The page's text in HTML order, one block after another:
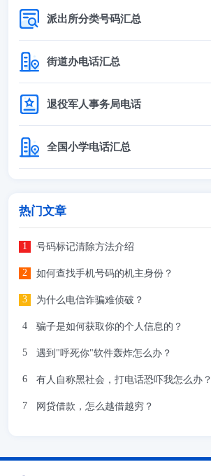
派出所分类号码汇总
街道办电话汇总
退役军人事务局电话
全国小学电话汇总
热门文章
号码标记清除方法介绍
如何查找手机号码的机主身份？
为什么电信诈骗难侦破？
骗子是如何获取你的个人信息的？
遇到"呼死你"软件轰炸怎么办？
有人自称黑社会，打电话恐吓我怎么办？
网贷借款，怎么越借越穷？